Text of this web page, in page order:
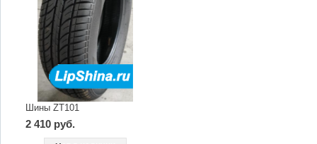
Шины ZT101
2 410 руб.